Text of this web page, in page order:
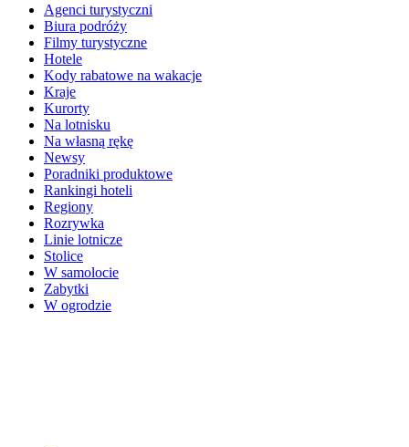
Agenci turystyczni
Biura podróży
Filmy turystyczne
Hotele
Kody rabatowe na wakacje
Kraje
Kurorty
Na lotnisku
Na własną rękę
Newsy
Poradniki produktowe
Rankingi hoteli
Regiony
Rozrywka
Linie lotnicze
Stolice
W samolocie
Zabytki
W ogrodzie